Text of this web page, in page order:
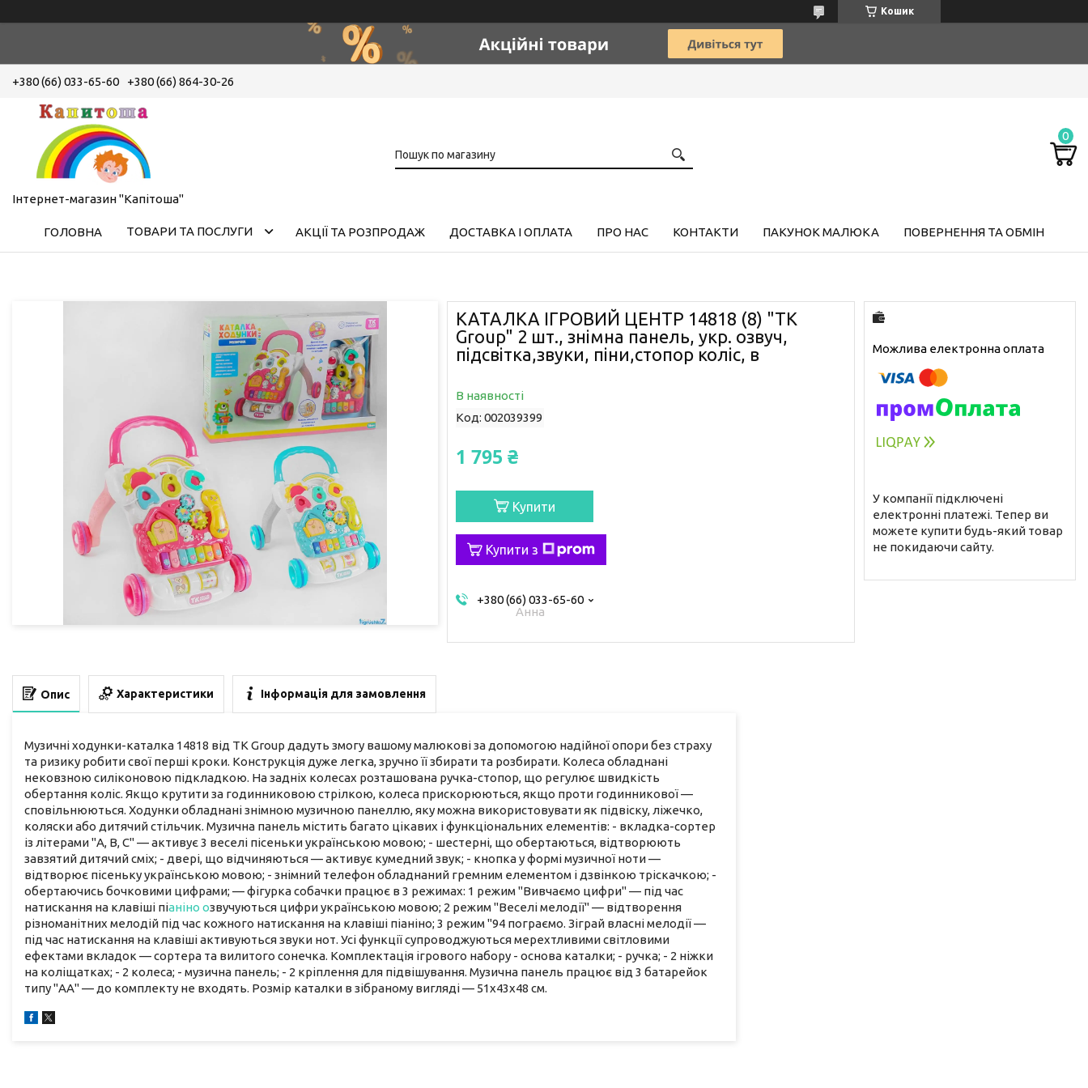
Кошик
+380 (66) 033-65-60 +380 (66) 864-30-26
Інтернет-магазин "Капітоша"
ГОЛОВНА ТОВАРИ ТА ПОСЛУГИ АКЦІЇ ТА РОЗПРОДАЖ ДОСТАВКА І ОПЛАТА ПРО НАС КОНТАКТИ ПАКУНОК МАЛЮКА ПОВЕРНЕННЯ ТА ОБМІН
КАТАЛКА ІГРОВИЙ ЦЕНТР 14818 (8) "TK
Group" 2 шт., знімна панель, укр. озвуч,
підсвітка,звуки, піни,стопор коліс, в
В наявності
Код: 002039399
1 795 ₴
Купити
Купити з
+380 (66) 033-65-60
Анна
У компанії підключені
електронні платежі. Тепер ви
можете купити будь-який товар
не покидаючи сайту.
Опис Характеристики Інформація для замовлення
Музичні ходунки-каталка 14818 від TK Group дадуть змогу вашому малюкові за допомогою надійної опори без страху
та ризику робити свої перші кроки. Конструкція дуже легка, зручно її збирати та розбирати. Колеса обладнані
нековзною силіконовою підкладкою. На задніх колесах розташована ручка-стопор, що регулює швидкість
обертання коліс. Якщо крутити за годинниковою стрілкою, колеса прискорюються, якщо проти годинникової —
сповільнюються. Ходунки обладнані знімною музичною панеллю, яку можна використовувати як підвіску, ліжечко,
коляски або дитячий стільчик. Музична панель містить багато цікавих і функціональних елементів: - вкладка-сортер
із літерами "А, В, С" — активує 3 веселі пісеньки українською мовою; - шестерні, що обертаються, відтворюють
завзятий дитячий сміх; - двері, що відчиняються — активує кумедний звук; - кнопка у формі музичної ноти —
відтворює пісеньку українською мовою; - знімний телефон обладнаний гремним елементом і дзвінкою тріскачкою; -
обертаючись бочковими цифрами; — фігурка собачки працює в 3 режимах: 1 режим "Вивчаємо цифри" — під час
натискання на клавіші піаніно озвучуються цифри українською мовою; 2 режим "Веселі мелодії" — відтворення
різноманітних мелодій під час кожного натискання на клавіші піаніно; 3 режим "94 пограємо. Зіграй власні мелодії —
під час натискання на клавіші активуються звуки нот. Усі функції супроводжуються мерехтливими світловими
ефектами вкладок — сортера та вилитого сонечка. Комплектація ігрового набору - основа каталки; - ручка; - 2 ніжки
на коліщатках; - 2 колеса; - музична панель; - 2 кріплення для підвішування. Музична панель працює від 3 батарейок
типу "АА" — до комплекту не входять. Розмір каталки в зібраному вигляді — 51х43х48 см.